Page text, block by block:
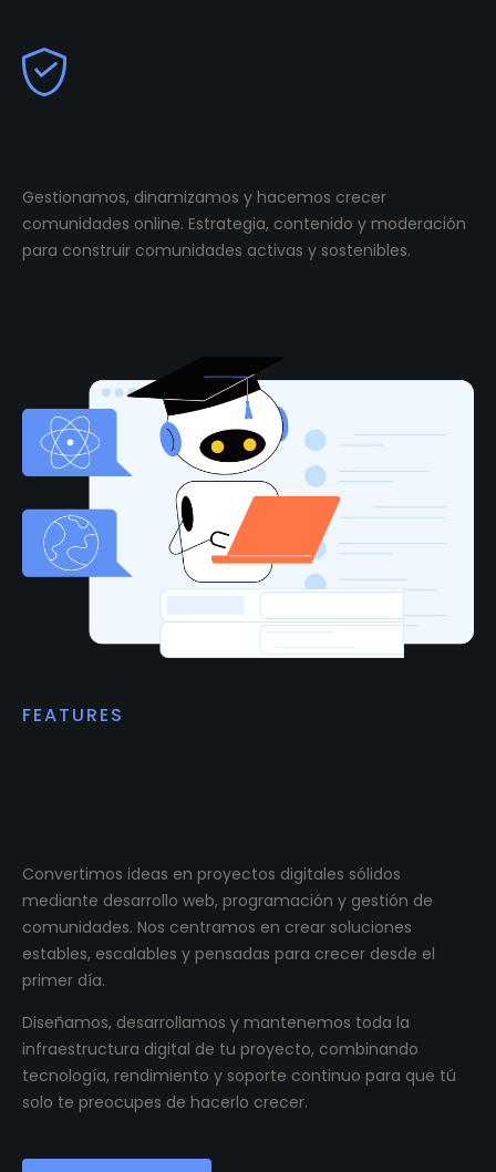
Gestionamos, dinamizamos y hacemos crecer
comunidades online. Estrategia, contenido y moderación
para construir comunidades activas y sostenibles.
FEATURES
Convertimos ideas en proyectos digitales sólidos
mediante desarrollo web, programación y gestión de
comunidades. Nos centramos en crear soluciones
estables, escalables y pensadas para crecer desde el
primer día.
Diseñamos, desarrollamos y mantenemos toda la
infraestructura digital de tu proyecto, combinando
tecnología, rendimiento y soporte continuo para que tú
solo te preocupes de hacerlo crecer.